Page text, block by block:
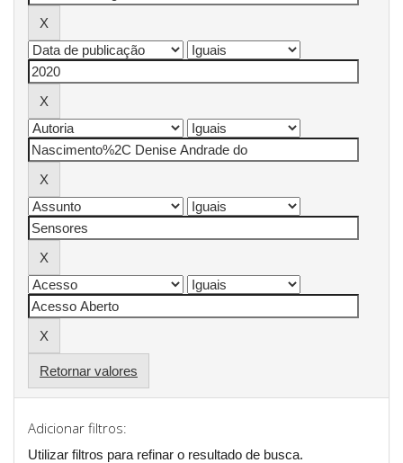
Retornar valores
Adicionar filtros:
Utilizar filtros para refinar o resultado de busca.